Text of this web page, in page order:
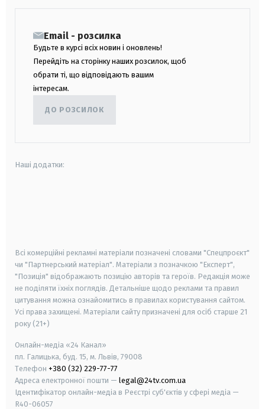
Email - розсилка
Будьте в курсі всіх новин і оновлень!
Перейдіть на сторінку наших розсилок, щоб
обрати ті, що відповідають вашим
інтересам.
ДО РОЗСИЛОК
Наші додатки:
Всі комерційні рекламні матеріали позначені словами "Спецпроєкт"
чи "Партнерський матеріал". Матеріали з позначкою "Експерт",
"Позиція" відображають позицію авторів та героїв. Редакція може
не поділяти їхніх поглядів. Детальніше щодо реклами та правил
цитування можна ознайомитись в правилах користування сайтом.
Усі права захищені. Матеріали сайту призначені для осіб старше 21
року (21+)
Онлайн-медіа «24 Канал»
пл. Галицька, буд. 15, м. Львів, 79008
Телефон +380 (32) 229-77-77
Адреса електронної пошти — legal@24tv.com.ua
Ідентифікатор онлайн-медіа в Реєстрі суб'єктів у сфері медіа —
R40-06057